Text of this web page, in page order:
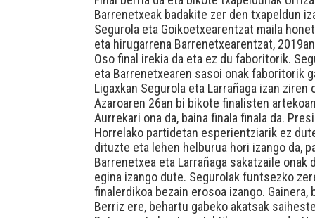
Barrenetxeak badakite zer den txapeldun
Segurola eta Goikoetxearentzat maila
eta hirugarrena Barrenetxearentzat,
Oso final irekia da eta ez du faboritorik.
eta Barrenetxearen sasoi onak faboritorik
Ligaxkan Segurola eta Larrañaga izan
Azaroaren 26an bi bikote finalisten
Aurrekari ona da, baina finala finala da.
Horrelako partidetan esperientziarik ez
dituzte eta lehen helburua hori izango da,
Barrenetxea eta Larrañaga sakatzaile
egina izango dute. Segurolak funtsezko
finalerdikoa bezain erosoa izango.
Berriz ere, behartu gabeko akatsak